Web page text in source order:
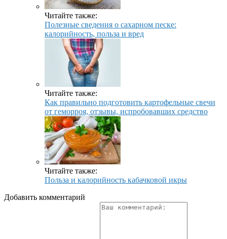
Читайте также:
Полезные сведения о сахарном песке:
калорийность, польза и вред
Читайте также:
Как правильно подготовить картофельные свечи
от геморроя, отзывы, испробовавших средство
Читайте также:
Польза и калорийность кабачковой икры
Добавить комментарий